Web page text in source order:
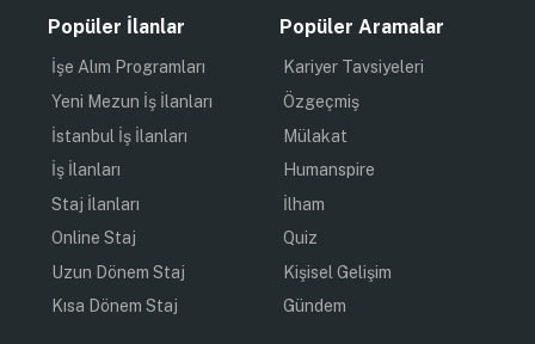
Popüler İlanlar
İşe Alım Programları
Yeni Mezun İş İlanları
İstanbul İş İlanları
İş İlanları
Staj İlanları
Online Staj
Uzun Dönem Staj
Kısa Dönem Staj
Popüler Aramalar
Kariyer Tavsiyeleri
Özgeçmiş
Mülakat
Humanspire
İlham
Quiz
Kişisel Gelişim
Gündem